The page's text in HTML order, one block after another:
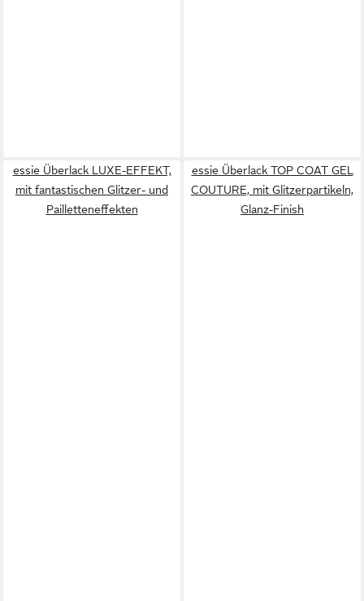
essie Überlack LUXE-EFFEKT,
mit fantastischen Glitzer- und
Pailletteneffekten
essie Überlack TOP COAT GEL
COUTURE, mit Glitzerpartikeln,
Glanz-Finish